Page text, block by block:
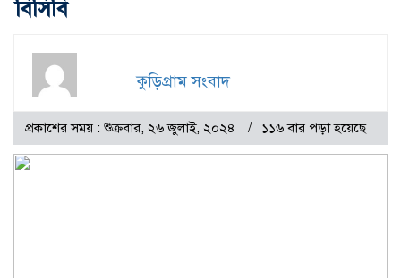
বিসিবি
কুড়িগ্রাম সংবাদ
প্রকাশের সময় : শুক্রবার, ২৬ জুলাই, ২০২৪ ১১৬ বার পড়া হয়েছে